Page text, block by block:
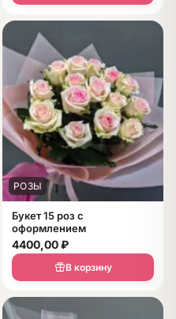
РОЗЫ
Букет 15 роз с
оформлением
4400,00₽
В корзину